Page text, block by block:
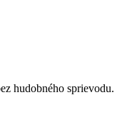
hudobného sprievodu.